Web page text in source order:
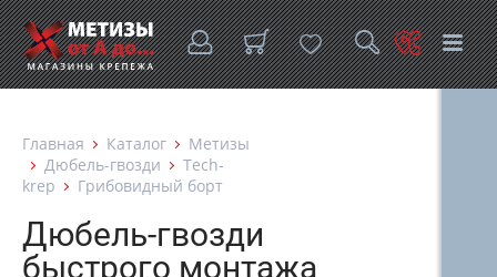
Главная Каталог
Метизы
Дюбель-гвозди
Tech-
krep
Грибовидный борт
Дюбель-гвозди
быстрого монтажа